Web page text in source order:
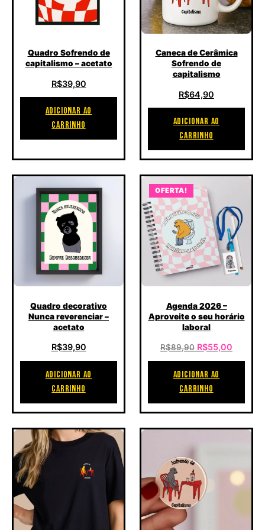
Quadro Sofrendo de
capitalismo – acetato
R$39,90
ADICIONAR AO
CARRINHO
Caneca de Cerâmica
Sofrendo de
capitalismo
R$64,90
ADICIONAR AO
CARRINHO
Quadro decorativo
Nunca reverenciar –
acetato
R$39,90
ADICIONAR AO
CARRINHO
OFERTA!
Agenda 2026 –
Aproveite o seu horário
laboral
R$89,90 O preço
R$55,00
ADICIONAR AO
CARRINHO
Este produto tem várias variantes. As opções podem
Este produto tem várias